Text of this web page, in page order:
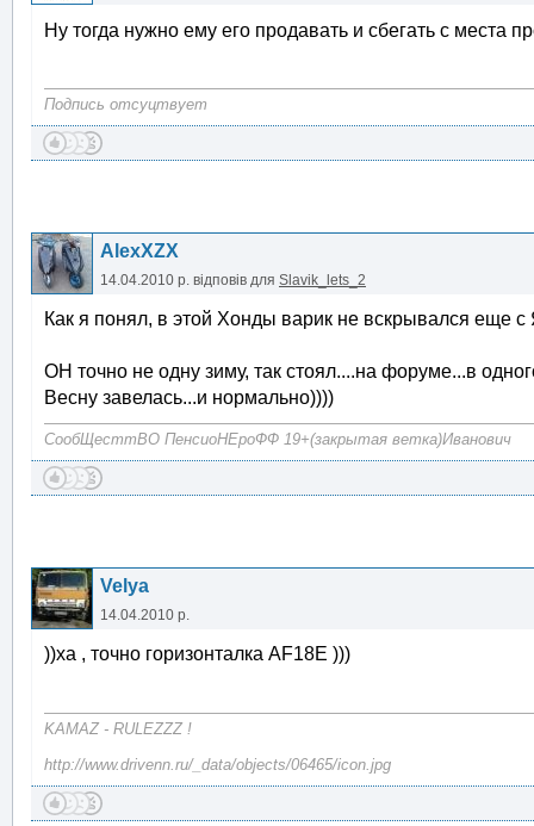
Ну тогда нужно ему его продавать и сбегать с места
Подпись отсуцтвует
AlexXZX
14.04.2010 р. відповів для Slavik_lets_2
Как я понял, в этой Хонды варик не вскрывался еще
ОН точно не одну зиму, так стоял....на форуме...в
Весну завелась...и нормально))))
СообЩесттВО ПенсиоНЕроФФ 19+(закрытая ветка)Иванович
Velya
14.04.2010 р.
))ха , точно горизонталка AF18E )))
KAMAZ - RULEZZZ !
http://www.drivenn.ru/_data/objects/06465/icon.jpg